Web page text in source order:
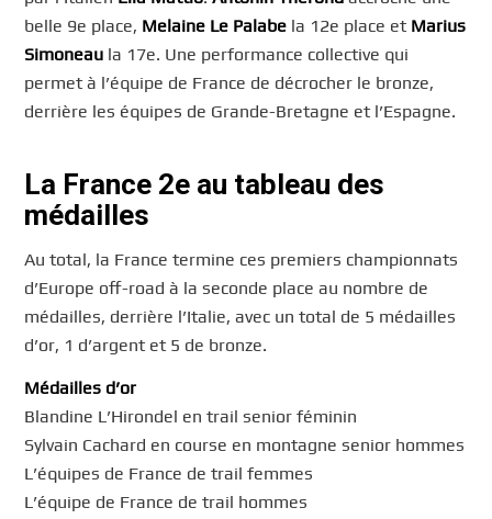
belle 9e place, Melaine Le Palabe la 12e place et Marius
Simoneau la 17e. Une performance collective qui
permet à l’équipe de France de décrocher le bronze,
derrière les équipes de Grande-Bretagne et l’Espagne.
La France 2e au tableau des
médailles
Au total, la France termine ces premiers championnats
d’Europe off-road à la seconde place au nombre de
médailles, derrière l’Italie, avec un total de 5 médailles
d’or, 1 d’argent et 5 de bronze.
Médailles d’or
Blandine L’Hirondel en trail senior féminin
Sylvain Cachard en course en montagne senior hommes
L’équipes de France de trail femmes
L’équipe de France de trail hommes